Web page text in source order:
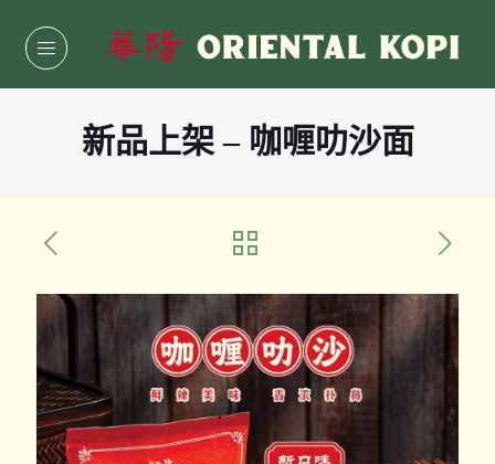
新品上架 – 咖喱叻沙面